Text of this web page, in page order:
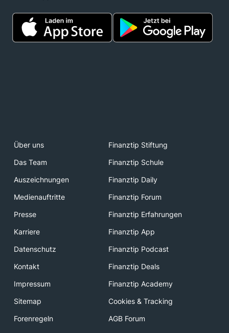
Über uns
Finanztip Stiftung
Das Team
Finanztip Schule
Auszeichnungen
Finanztip Daily
Medienauftritte
Finanztip Forum
Presse
Finanztip Erfahrungen
Karriere
Finanztip App
Datenschutz
Finanztip Podcast
Kontakt
Finanztip Deals
Impressum
Finanztip Academy
Sitemap
Cookies & Tracking
Forenregeln
AGB Forum